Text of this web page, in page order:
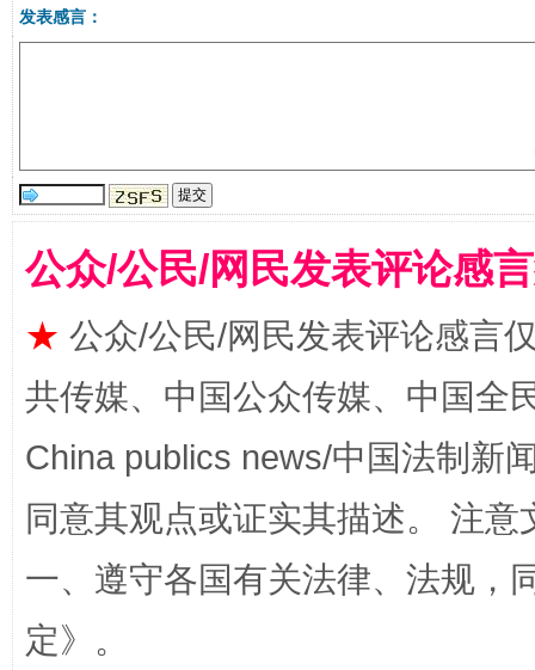
发表感言：
公众/公民/网民发表评论感
★ 公众/公民/网民发表评论感言
共传媒、中国公众传媒、中国全
China publics news/中国法制新
同意其观点或证实其描述。 注
一、遵守各国有关法律、法规，
定》。